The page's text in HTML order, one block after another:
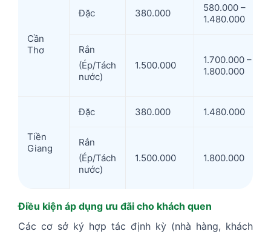
Cần
Thơ
Đặc 380.000
580.000 –
1.480.000
Rắn
(Ép/Tách
nước)
1.500.000
1.700.000 –
1.800.000
Tiền
Giang
Đặc 380.000 1.480.000
Rắn
(Ép/Tách
nước)
1.500.000 1.800.000
Điều kiện áp dụng ưu đãi cho khách quen
Các cơ sở ký hợp tác định kỳ (nhà hàng, khách